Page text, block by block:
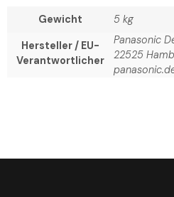
Gewicht 5 kg
Hersteller / EU-
Verantwortlicher
Panasonic
22525